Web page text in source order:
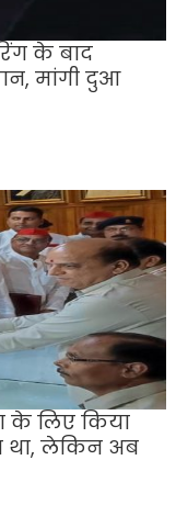
के बाद
मांगी दुआ
के लिए किया
था, लेकिन अब